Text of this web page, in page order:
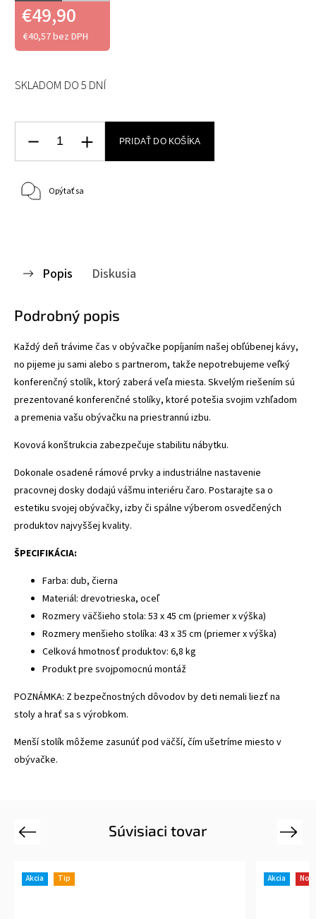
€49,90
€40,57 bez DPH
SKLADOM DO 5 DNÍ
PRIDAŤ DO KOŠÍKA
Opýtať sa
Popis Diskusia
Podrobný popis
Každý deň trávime čas v obývačke popíjaním našej obľúbenej kávy,
no pijeme ju sami alebo s partnerom, takže nepotrebujeme veľký
konferenčný stolík, ktorý zaberá veľa miesta. Skvelým riešením sú
prezentované konferenčné stolíky, ktoré potešia svojim vzhľadom
a premenia vašu obývačku na priestrannú izbu.
Kovová konštrukcia zabezpečuje stabilitu nábytku.
Dokonale osadené rámové prvky a industriálne nastavenie
pracovnej dosky dodajú vášmu interiéru čaro. Postarajte sa o
estetiku svojej obývačky, izby či spálne výberom osvedčených
produktov najvyššej kvality.
ŠPECIFIKÁCIA:
Farba: dub, čierna
Materiál: drevotrieska, oceľ
Rozmery väčšieho stola: 53 x 45 cm (priemer x výška)
Rozmery menšieho stolíka: 43 x 35 cm (priemer x výška)
Celková hmotnosť produktov: 6,8 kg
Produkt pre svojpomocnú montáž
POZNÁMKA: Z bezpečnostných dôvodov by deti nemali liezť na
stoly a hrať sa s výrobkom.
Menší stolík môžeme zasunúť pod väčší, čím ušetríme miesto v
obývačke.
Súvisiaci tovar
Previous
Akcia Tip Akcia
Next